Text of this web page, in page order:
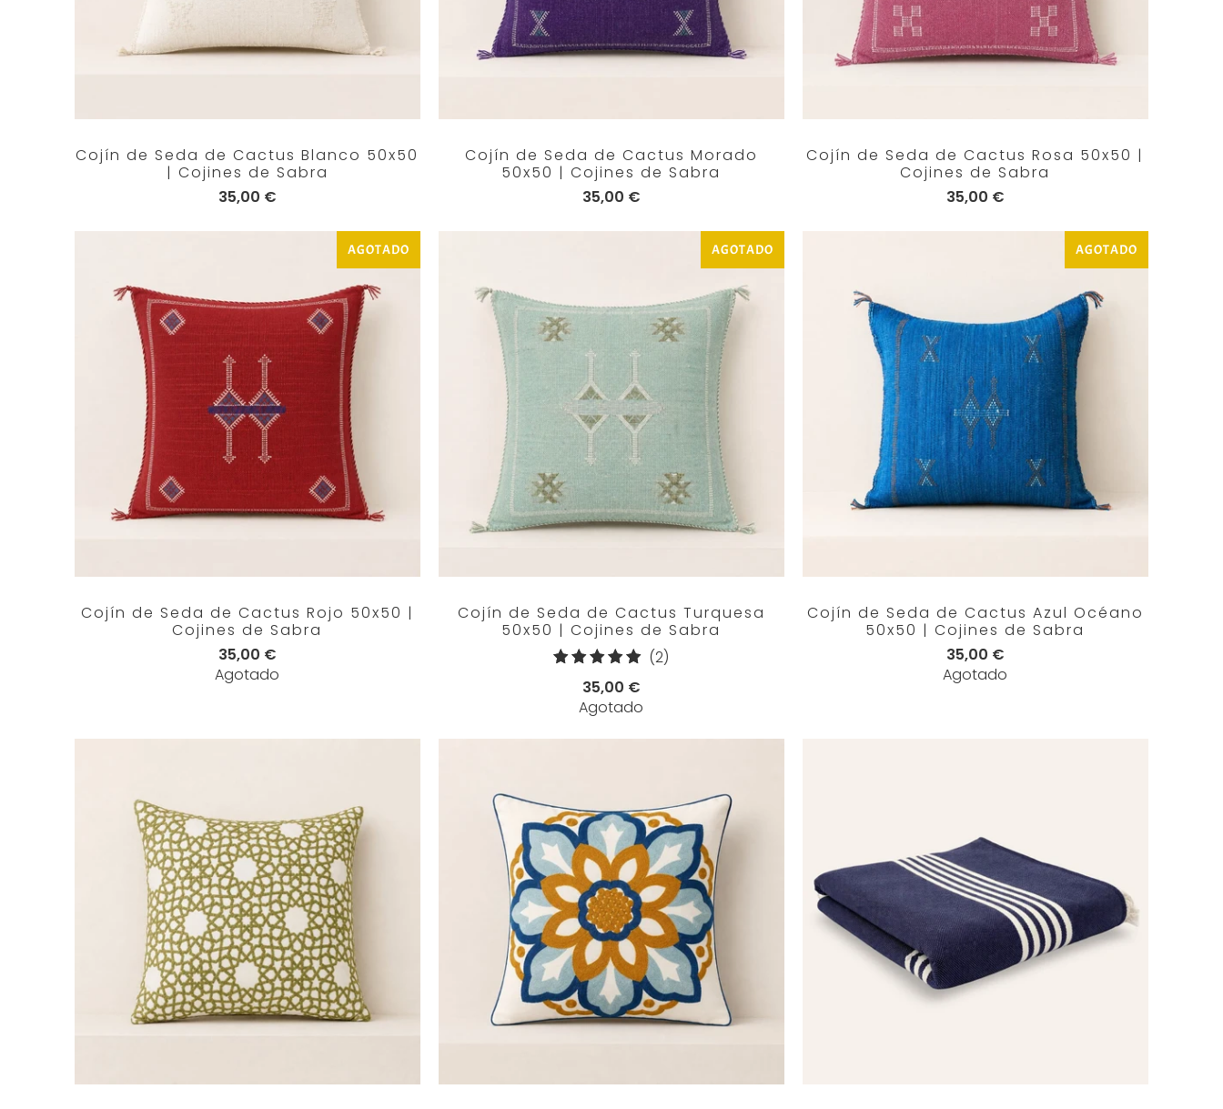
Cojín de Seda de Cactus Blanco 50x50
| Cojines de Sabra
35,00 €
Cojín de Seda de Cactus Morado
50x50 | Cojines de Sabra
35,00 €
Cojín de Seda de Cactus Rosa 50x50 |
Cojines de Sabra
35,00 €
AGOTADO
Cojín de Seda de Cactus Rojo 50x50 |
Cojines de Sabra
35,00 €
Agotado
AGOTADO
Cojín de Seda de Cactus Turquesa
50x50 | Cojines de Sabra
(2)
35,00 €
Agotado
AGOTADO
Cojín de Seda de Cactus Azul Océano
50x50 | Cojines de Sabra
35,00 €
Agotado